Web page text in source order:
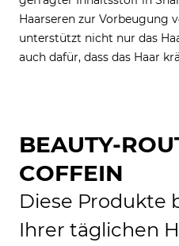
Haarseren zur Vorbeugung
unterstützt nicht nur das
auch dafür, dass das Haar
BEAUTY-
COFFEIN
Diese Produkte
Ihrer täglichen